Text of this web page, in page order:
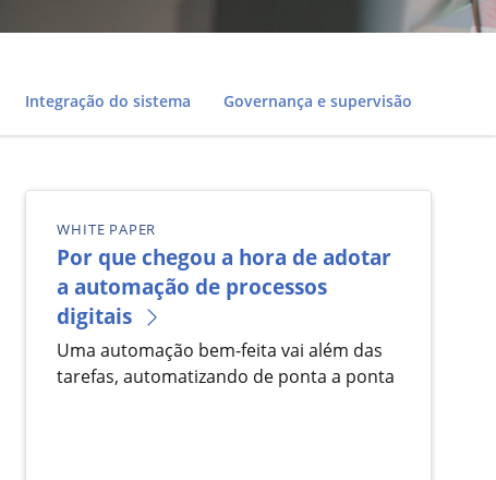
Integração do sistema Governança e supervisão
WHITE PAPER
Por que chegou a hora de adotar
a automação de processos
digitais
Uma automação bem-feita vai além das
tarefas, automatizando de ponta a ponta